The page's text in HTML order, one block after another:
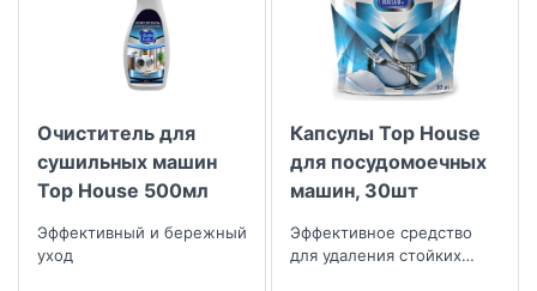
Очиститель для
сушильных машин
Top House 500мл
Эффективный и бережный
уход
Капсулы Top House
для посудомоечных
машин, 30шт
Эффективное средство
для удаления стойких